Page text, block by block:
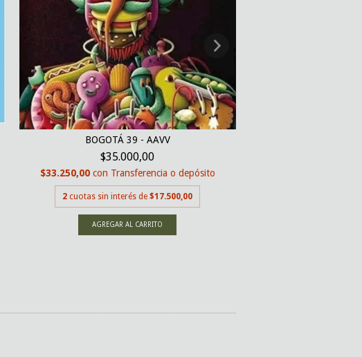
BOGOTÁ 39 - AAVV
$35.000,00
$33.250,00 con Transferencia o depósito
2 cuotas sin interés de$17.500,00